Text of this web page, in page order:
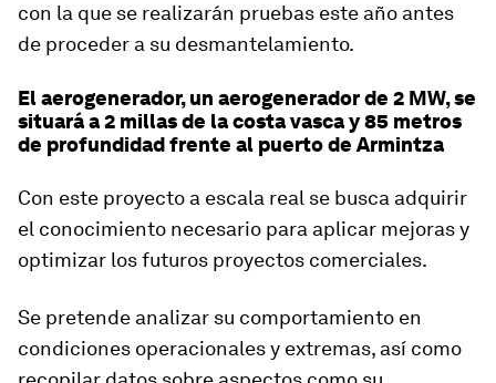
con la que se realizarán pruebas este año antes
de proceder a su desmantelamiento.
El aerogenerador, un aerogenerador de 2 MW, se
situará a 2 millas de la costa vasca y 85 metros
de profundidad frente al puerto de Armintza
Con este proyecto a escala real se busca adquirir
el conocimiento necesario para aplicar mejoras y
optimizar los futuros proyectos comerciales.
Se pretende analizar su comportamiento en
condiciones operacionales y extremas, así como